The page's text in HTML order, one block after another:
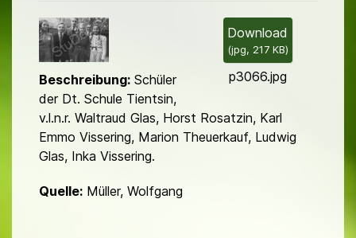
l
d
Download
(jpg, 217 KB)
p3066.jpg
Beschreibung: Schüler
der Dt. Schule Tientsin,
v.l.n.r. Waltraud Glas, Horst Rosatzin, Karl
Emmo Vissering, Marion Theuerkauf, Ludwig
Glas, Inka Vissering.
Quelle: Müller, Wolfgang